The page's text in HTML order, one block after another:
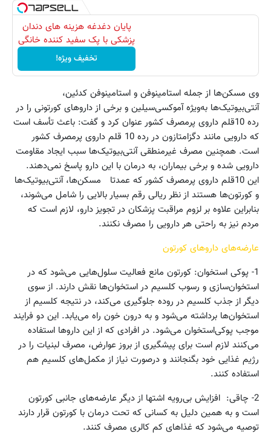
پایان دغدغه هزینه های دندان
پزشکی با پک سفید کننده خانگی
تخفیف ویژه!
وی مسکن‌ها از جمله استامینوفن و استامینوفن کدئین،
آنتی‌بیوتیک‌ها به‌ویژه آموکسی‌سیلین و برخی از داروهای کورتونی را در
رده 10‌قلم داروی پرمصرف کشور عنوان کرد و گفت: باعث تأسف است
که دارویی مانند دگزامتازون در رده 10 قلم داروی پرمصرف کشور
است. همچنین مصرف غیرمنطقی آنتی‌بیوتیک‌ها سبب ایجاد مقاومت
دارویی شده و برخی بیماران، به درمان با این دارو پاسخ نمی‌دهند.
این 10قلم داروی پرمصرف کشور که عمدتا مسکن‌ها، آنتی‌بیوتیک‌ها
و کورتون‌ها هستند از نظر ریالی رقم بسیار بالایی را شامل می‌شوند،
بنابراین علاوه بر لزوم مراقبت پزشکان در تجویز دارو، لازم است که
مردم نیز به راحتی هر دارویی را مصرف نکنند.
عارضه‌های داروهای کورتون
1- پوکی استخوان: کورتون مانع فعالیت سلول‌هایی می‌شود که در
استخوان‌سازی‌ و رسوب کلسیم در استخوان‌ها نقش دارند. از سوی
دیگر از جذب کلسیم در روده جلوگیری می‌کند، در نتیجه کلسیم از
استخوان‌ها برداشته می‌شود و به درون خون راه می‌یابد. این دو فرایند
موجب پوکی‌استخوان می‌شود. در افرادی که از این داروها استفاده
می‌کنند لازم است برای پیشگیری از بروز عوارض، مصرف لبنیات را در
رژیم غذایی خود بگنجانند و درصورت نیاز از مکمل‌های کلسیم هم
استفاده کنند.
2- چاقی: افزایش بی‌رویه اشتها از دیگر عارضه‌های جانبی کورتون
است و به همین دلیل به کسانی که تحت درمان با کورتون قرار دارند
توصیه می‌شود که غذاهای کم کالری مصرف کنند.